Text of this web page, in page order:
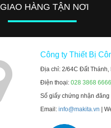
GIAO HÀNG TẬN NƠI
Công ty Thiết Bị
Địa chỉ: 2/64C Đất Thánh,
Điện thoại:028 3868
Số giấy chứng nhận
Email:info@makita.vn |